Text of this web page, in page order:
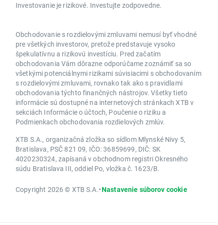
Investovanie je rizikové. Investujte zodpovedne.
Obchodovanie s rozdielovými zmluvami nemusí byť vhodné
pre všetkých investorov, pretože predstavuje vysoko
špekulatívnu a rizikovú investíciu. Pred začatím
obchodovania Vám dôrazne odporúčame zoznámiť sa so
všetkými potenciálnymi rizikami súvisiacimi s obchodovaním
s rozdielovými zmluvami, rovnako tak ako s pravidlami
obchodovania týchto finančných nástrojov. Všetky tieto
informácie sú dostupné na internetových stránkach XTB v
sekciách Informácie o účtoch, Poučenie o riziku a
Podmienkach obchodovania rozdielových zmlúv.
XTB S.A., organizačná zložka so sídlom Mlynské Nivy 5,
Bratislava, PSČ 821 09, IČO: 36859699, DIČ: SK
4020230324, zapísaná v obchodnom registri Okresného
súdu Bratislava III, oddiel Po, vložka č. 1623/B.
Copyright 2026 © XTB S.A.•Nastavenie súborov cookie